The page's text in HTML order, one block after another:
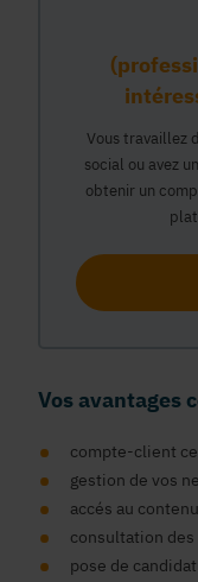
Vous travaillez
social ou avez
obtenir un
Vos avantages
compte-client
gestion de vos
accés au
consultation des
pose de